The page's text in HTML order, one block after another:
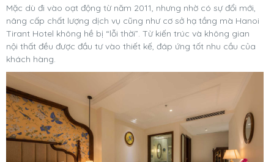
Mặc dù đi vào oạt động từ năm 2011, nhưng nhờ có sự đổi mới,
nâng cấp chất lượng dịch vụ cũng như cơ sở hạ tầng mà Hanoi
Tirant Hotel không hề bị “lỗi thời”. Từ kiến trúc và không gian
nội thất đều được đầu tư vào thiết kế, đáp ứng tốt nhu cầu của
khách hàng.